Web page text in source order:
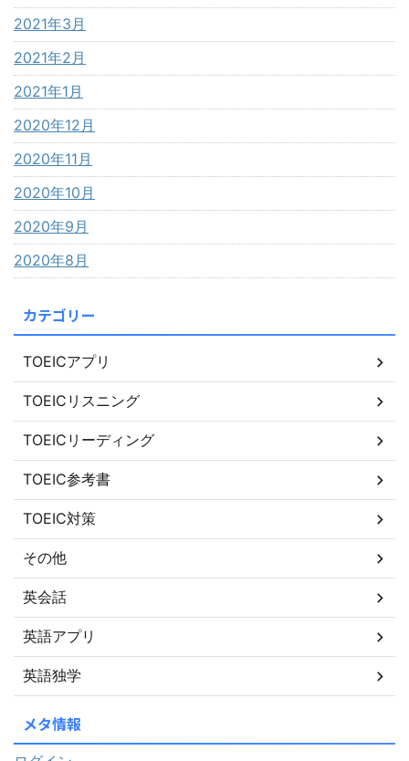
2021年3月
2021年2月
2021年1月
2020年12月
2020年11月
2020年10月
2020年9月
2020年8月
カテゴリー
TOEICアプリ
TOEICリスニング
TOEICリーディング
TOEIC参考書
TOEIC対策
その他
英会話
英語アプリ
英語独学
メタ情報